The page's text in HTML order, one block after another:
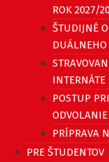
ROK 2027/
ŠTUDIJNÉ
INTERNÁTE
POSTUP
ODVOLANIE
PRÍPRAVA
PRE ŠTUDENTOV